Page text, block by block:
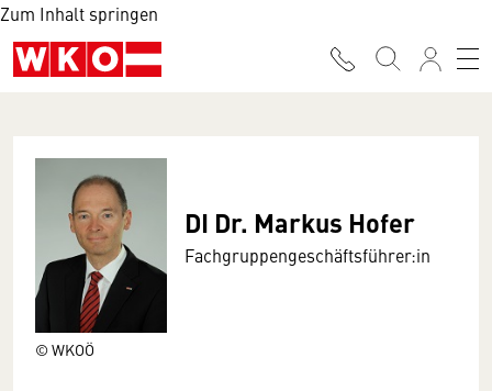
Zum Inhalt springen
© WKOÖ
DI Dr. Markus Hofer
Fachgruppengeschäftsführer:in